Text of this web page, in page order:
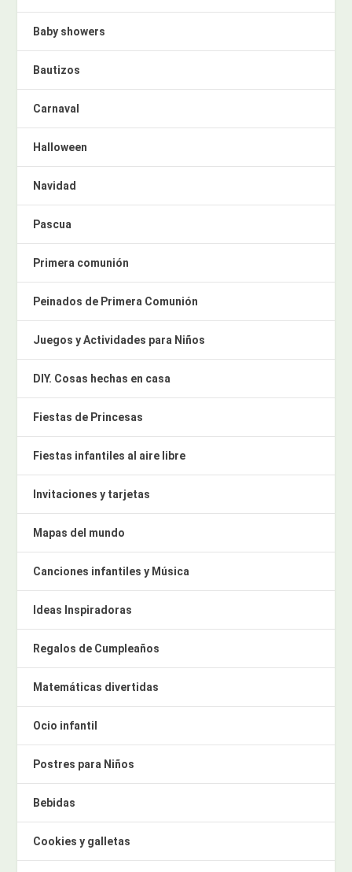
Baby showers
Bautizos
Carnaval
Halloween
Navidad
Pascua
Primera comunión
Peinados de Primera Comunión
Juegos y Actividades para Niños
DIY. Cosas hechas en casa
Fiestas de Princesas
Fiestas infantiles al aire libre
Invitaciones y tarjetas
Mapas del mundo
Canciones infantiles y Música
Ideas Inspiradoras
Regalos de Cumpleaños
Matemáticas divertidas
Ocio infantil
Postres para Niños
Bebidas
Cookies y galletas